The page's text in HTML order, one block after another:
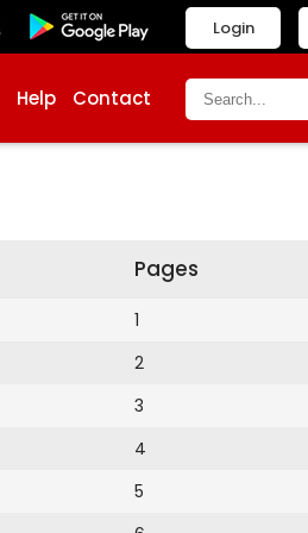
Login
Help Contact
Pages
1
2
3
4
5